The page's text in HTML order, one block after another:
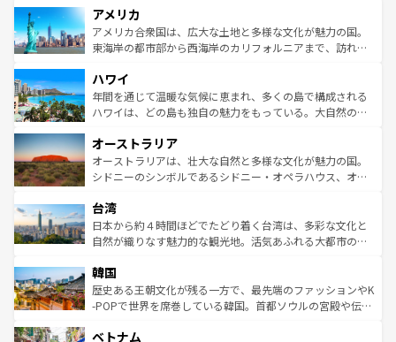
ンツ一覧を参照してほしい。
の建物がそのまま残る町や、スイスならではのユニークな
博物館もあり、アルプス観光だけでなく町歩きも満喫する
ことができる。国民の所得が高いため物価も高いが、旅行
ば市内交通費無料で観光を楽しむこともできる。 なお、新
着のスイス情報はコンテンツ一覧 を参照してほしい。
アメリカ
アメリカ合衆国は、広大な土地と多様な文化が魅力の国。
東海岸の都市部から西海岸のカリフォルニアまで、訪れる
のような巨大都市は、観光、ショッピング、エンターテイ
ンメントが詰まった刺激的なスポットだ。一方、アメリカ
西部には大自然が広がり、グランドキャニオンやイエロー
部のニューオーリンズでは、音楽と美食が融合した独特の
文化が魅力。旅行者はアメリカの各地域で異なる魅力を楽
しみながら、その多様性と豊かな歴史を感じることができ
ならではの贅沢な旅のスタイルだ。 なお、新着のアメリカ
情報はコンテンツ一覧を参照してほしい。
ハワイ
年間を通じて温暖な気候に恵まれ、多くの島で構成される
ハワイは、どの島も独自の魅力をもっている。大自然の神
ワイ島は見逃せない。また、定番の観光地といえばオアフ
島だが、静かな自然を求めるならマウイ島やカウアイ島が
おすすめ。エメラルドグリーンに輝く海をはじめ、豊かな
れるおもてなしの心で訪れる人々を迎えてくれるハワイの
人々、おいしいローカルフードやハワイアンミュージッ
ク、伝統的なフラダンスなど、すべてがハワイの魅力を彩
ワイを、存分に味わってほしい。 なお、新着のハワイ情報
はコンテンツ一覧を参照してほしい。
オーストラリア
オーストラリアは、壮大な自然と多様な文化が魅力の国。
シドニーのシンボルであるシドニー・オペラハウス、オー
リアリーフや大陸中央部にそびえるウルル（エアーズロッ
ク）、タスマニアの美しい原生林やケアンズの熱帯雨林な
ど、見どころがたくさん。また、カフェやワイン、オージ
いる。アクティビティも充実しており、サーフィンやダイ
ビング、ハイキングなど、アウトドア好きにはたまらな
い。オーストラリアの多彩な魅力を存分に味わいつくそ
参照してほしい。
台湾
日本から約４時間ほどでたどり着く台湾は、多彩な文化と
自然が織りなす魅力的な観光地。活気あふれる大都市の台
ン）、静ひつな山岳地帯である台湾東部など、都市の喧騒
と山間の静けさが共存しており、訪れる人に新しい発見と
驚きをもたらしてくれる。また、奥深い台湾の食文化も魅
容にもいいと評判のスイーツなど、バラエティ豊かな料理
韓国
歴史ある王朝文化が残る一方で、最先端のファッションやK
-POPで世界を席巻している韓国。首都ソウルの宮殿や伝統
き、地方に足を延ばせば四季折々の自然美を楽しむことが
ベトナム